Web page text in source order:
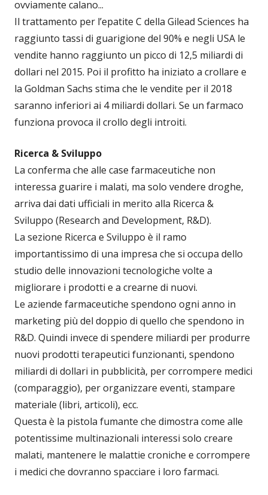
ovviamente calano...
Il trattamento per l’epatite C della Gilead Sciences ha
raggiunto tassi di guarigione del 90% e negli USA le
vendite hanno raggiunto un picco di 12,5 miliardi di
dollari nel 2015. Poi il profitto ha iniziato a crollare e
la Goldman Sachs stima che le vendite per il 2018
saranno inferiori ai 4 miliardi dollari. Se un farmaco
funziona provoca il crollo degli introiti.
Ricerca & Sviluppo
La conferma che alle case farmaceutiche non
interessa guarire i malati, ma solo vendere droghe,
arriva dai dati ufficiali in merito alla Ricerca &
Sviluppo (Research and Development, R&D).
La sezione Ricerca e Sviluppo è il ramo
importantissimo di una impresa che si occupa dello
studio delle innovazioni tecnologiche volte a
migliorare i prodotti e a crearne di nuovi.
Le aziende farmaceutiche spendono ogni anno in
marketing più del doppio di quello che spendono in
R&D. Quindi invece di spendere miliardi per produrre
nuovi prodotti terapeutici funzionanti, spendono
miliardi di dollari in pubblicità, per corrompere medici
(comparaggio), per organizzare eventi, stampare
materiale (libri, articoli), ecc.
Questa è la pistola fumante che dimostra come alle
potentissime multinazionali interessi solo creare
malati, mantenere le malattie croniche e corrompere
i medici che dovranno spacciare i loro farmaci.